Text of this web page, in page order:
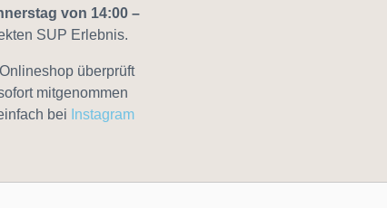
von 14:00 –
SUP Erlebnis.
überprüft
mitgenommen
bei Instagram